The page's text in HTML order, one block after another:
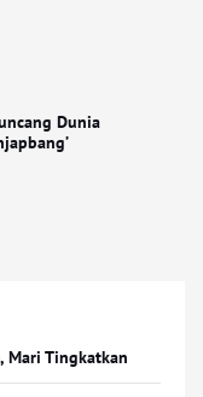
Dunia
Mari Tingkatkan